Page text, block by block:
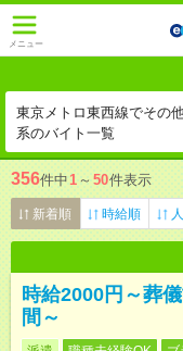
メニュー
東京メトロ東西線でその
系のバイト一覧
356件中1 ～ 50件表示
新着順 時給順
時給2000円～葬
間～